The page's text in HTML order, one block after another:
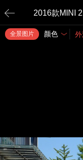
2016款MINI
全景图片 颜色